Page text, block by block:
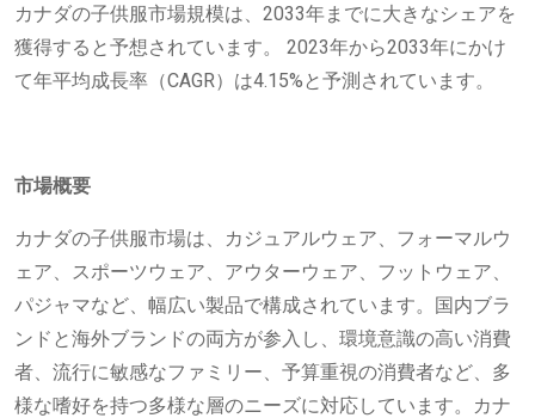
カナダの子供服市場規模は、2033年までに大きなシェアを
獲得すると予想されています。 2023年から2033年にかけ
て年平均成長率（CAGR）は4.15%と予測されています。
市場概要
カナダの子供服市場は、カジュアルウェア、フォーマルウ
ェア、スポーツウェア、アウターウェア、フットウェア、
パジャマなど、幅広い製品で構成されています。国内ブラ
ンドと海外ブランドの両方が参入し、環境意識の高い消費
者、流行に敏感なファミリー、予算重視の消費者など、多
様な嗜好を持つ多様な層のニーズに対応しています。カナ